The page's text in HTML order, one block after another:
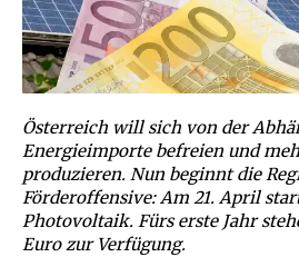
Österreich will sich von der
Energieimporte befreien und
produzieren. Nun beginnt die
Förderoffensive: Am 21. April
Photovoltaik. Fürs erste Jahr
Euro zur Verfügung.